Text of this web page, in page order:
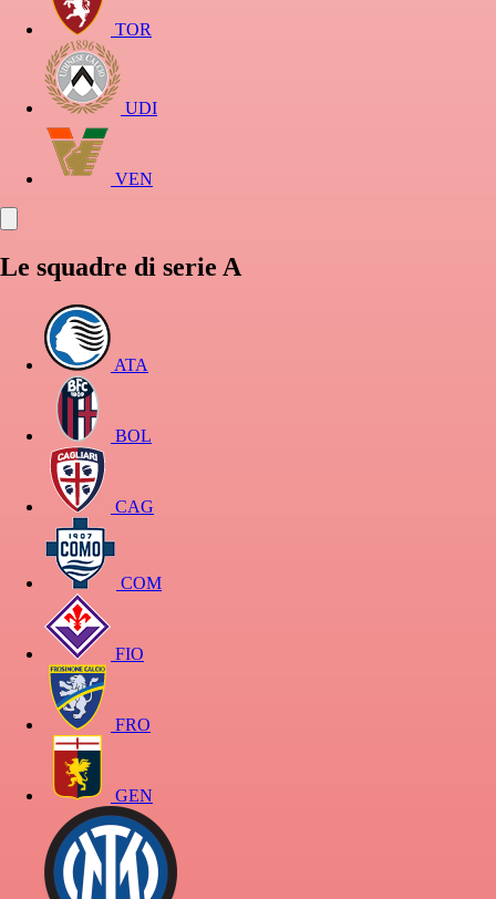
TOR
UDI
VEN
Le squadre di serie A
ATA
BOL
CAG
COM
FIO
FRO
GEN